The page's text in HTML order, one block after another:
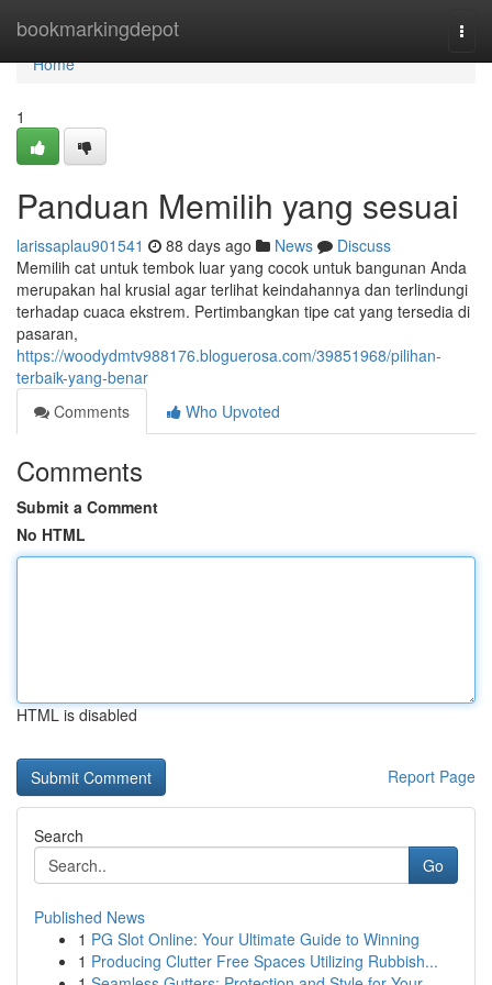
bookmarkingdepot
Home
Home
1
Panduan Memilih yang sesuai
larissaplau901541 88 days ago News
Discuss
Memilih cat untuk tembok luar yang cocok untuk bangunan Anda
merupakan hal krusial agar terlihat keindahannya dan terlindungi
terhadap cuaca ekstrem. Pertimbangkan tipe cat yang tersedia di
pasaran,
https://woodydmtv988176.bloguerosa.com/39851968/pilihan-
terbaik-yang-benar
Comments
Who Upvoted
Comments
Submit a Comment
No HTML
HTML is disabled
Report Page
Search
Go
Published News
1 PG Slot Online: Your Ultimate Guide to Winning
1 Producing Clutter Free Spaces Utilizing Rubbish...